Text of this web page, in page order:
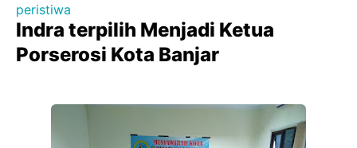
peristiwa
Indra terpilih Menjadi Ketua
Porserosi Kota Banjar